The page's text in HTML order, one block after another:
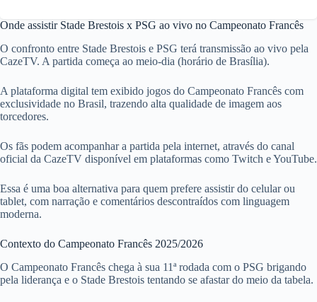
Onde assistir Stade Brestois x PSG ao vivo no Campeonato Francês
O confronto entre Stade Brestois e PSG terá transmissão ao vivo pela
CazeTV. A partida começa ao meio-dia (horário de Brasília).
A plataforma digital tem exibido jogos do Campeonato Francês com
exclusividade no Brasil, trazendo alta qualidade de imagem aos
torcedores.
Os fãs podem acompanhar a partida pela internet, através do canal
oficial da CazeTV disponível em plataformas como Twitch e YouTube.
Essa é uma boa alternativa para quem prefere assistir do celular ou
tablet, com narração e comentários descontraídos com linguagem
moderna.
Contexto do Campeonato Francês 2025/2026
O Campeonato Francês chega à sua 11ª rodada com o PSG brigando
pela liderança e o Stade Brestois tentando se afastar do meio da tabela.